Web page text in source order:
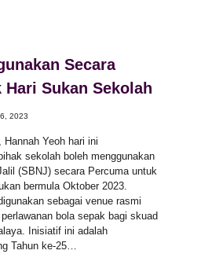
Secara
Hari Sukan Sekolah
2023
Yeoh hari ini
sekolah boleh menggunakan
(SBNJ) secara Percuma untuk
bermula Oktober 2023.
sebagai venue rasmi
bola sepak bagi skuad
Inisiatif ini adalah
Tahun ke-25…